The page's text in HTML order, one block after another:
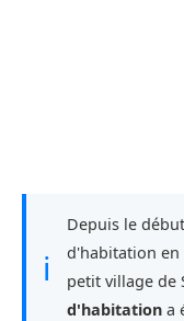
ℹ
Depuis le
d'habitation en
petit village de
d'habitation a